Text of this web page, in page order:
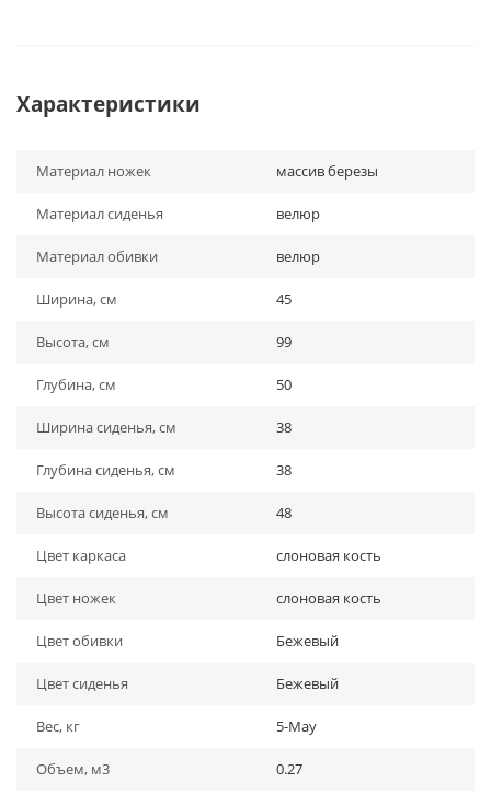
Характеристики
Материал ножек массив березы
Материал сиденья велюр
Материал обивки велюр
Ширина, см 45
Высота, см 99
Глубина, см 50
Ширина сиденья, см 38
Глубина сиденья, см 38
Высота сиденья, см 48
Цвет каркаса слоновая кость
Цвет ножек слоновая кость
Цвет обивки Бежевый
Цвет сиденья Бежевый
Вес, кг 5-May
Объем, м3 0.27